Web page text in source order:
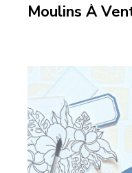
Moulins À